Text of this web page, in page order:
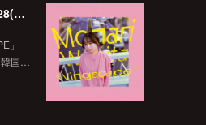
韓国Beatball Recordsよりリリースされた「WINGSCAPE」（Korean ver.）VIVID SOUNDで、1/28(日)発売決定！
」
韓国…